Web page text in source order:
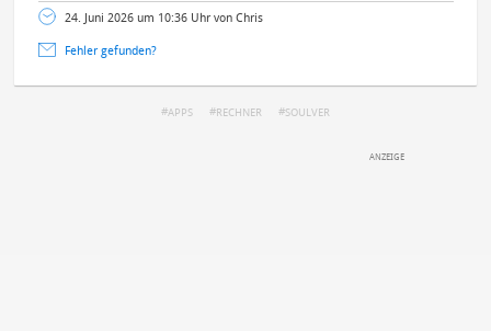
24. Juni 2026 um 10:36 Uhr von Chris
Fehler gefunden?
APPS RECHNER SOULVER